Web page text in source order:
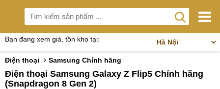
Bạn đang xem giá, tồn kho tại:
Điện thoại Samsung Chính hãng
Điện thoại Samsung Galaxy Z Flip5 Chính hãng
(Snapdragon 8 Gen 2)